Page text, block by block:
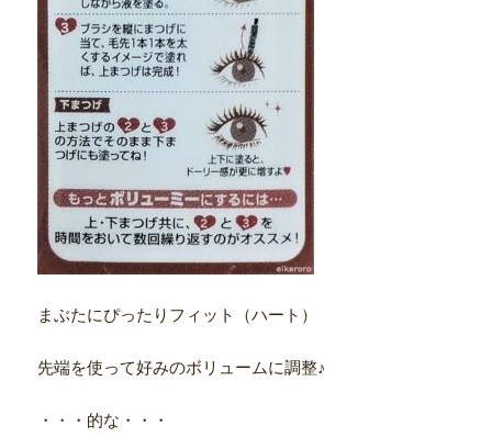
まぶたにぴったりフィット（ハート）
先端を使って好みのボリュームに調整♪
・・・的な・・・